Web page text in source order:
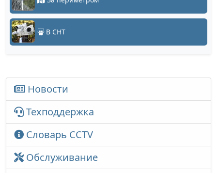
В СНТ
Новости
Техподдержка
Словарь CCTV
Обслуживание